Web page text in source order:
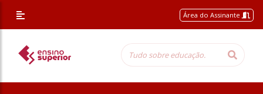
Área do Assinante